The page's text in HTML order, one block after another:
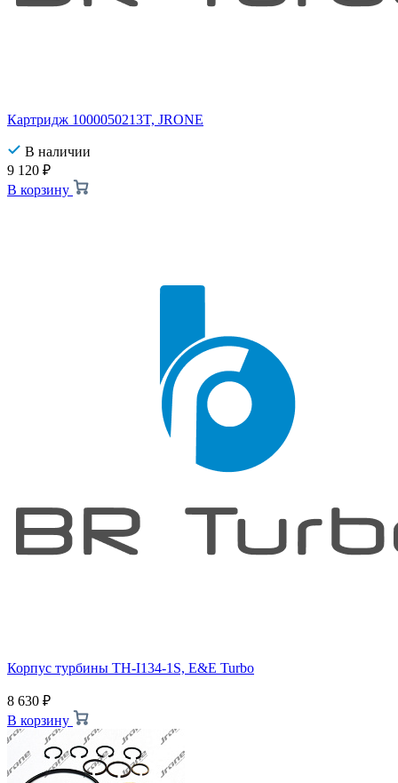
Картридж 1000050213T, JRONE
В наличии
9 120 ₽
В корзину
Корпус турбины TH-I134-1S, E&E Turbo
8 630 ₽
В корзину